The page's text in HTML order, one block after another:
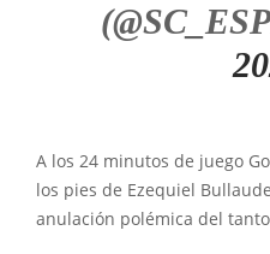
A los 24 minutos de juego
los pies de Ezequiel
anulación polémica del